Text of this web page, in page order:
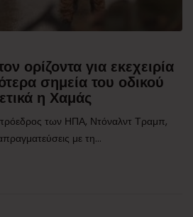
ορίζοντα για εκεχειρία
σημεία του οδικού
η Χαμάς
των ΗΠΑ, Ντόναλντ Τραμπ,
με τη...